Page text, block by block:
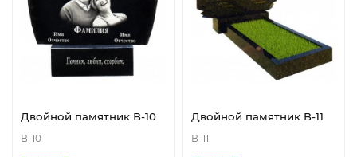
Двойной памятник В-10
В-10
Двойной памятник В-11
В-11